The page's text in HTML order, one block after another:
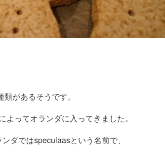
があるそうです。
ってオランダに入ってきました。
ダではspeculaasという名前で、